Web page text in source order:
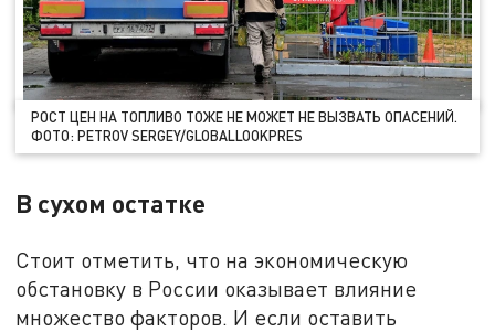
РОСТ ЦЕН НА ТОПЛИВО ТОЖЕ НЕ МОЖЕТ НЕ ВЫЗВАТЬ ОПАСЕНИЙ.
ФОТО: PETROV SERGEY/GLOBALLOOKPRES
В сухом остатке
Стоит отметить, что на экономическую
обстановку в России оказывает влияние
множество факторов. И если оставить